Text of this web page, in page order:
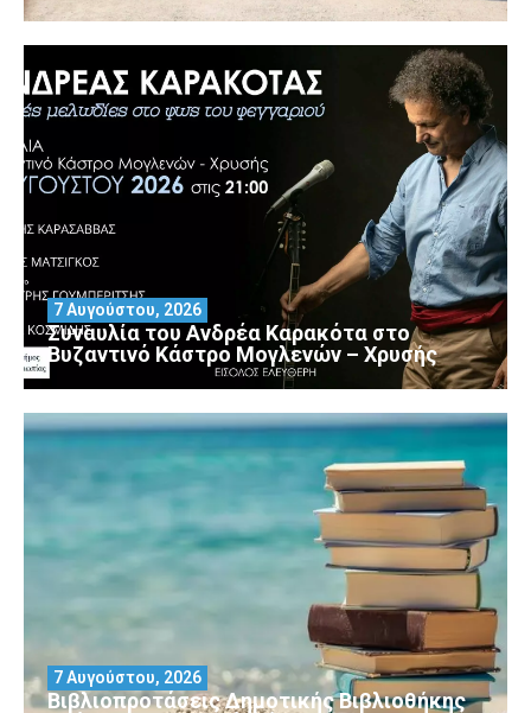
Συναυλία του Ανδρέα Καρακότα στο
Βυζαντινό Κάστρο Μογλενών – Χρυσής
7 Αυγούστου, 2026
Βιβλιοπροτάσεις Δημοτικής Βιβλιοθήκης
7 Αυγούστου, 2026